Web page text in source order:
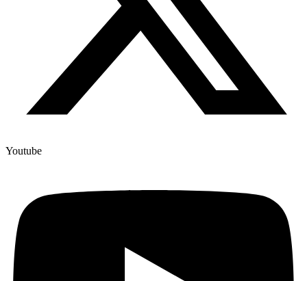
Youtube